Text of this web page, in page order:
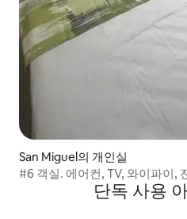
San Miguel의 개인실
#6 객실. 에어컨, TV, 와이파이,
단독 사용